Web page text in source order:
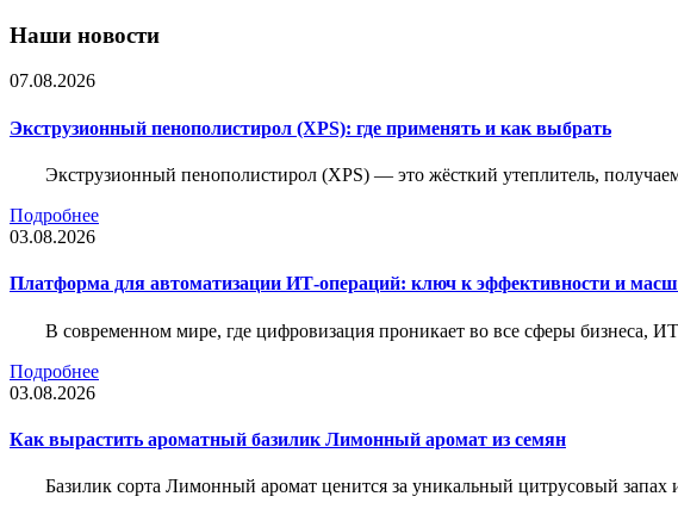
Наши новости
07.08.2026
Экструзионный пенополистирол (XPS): где применять и как выбрать
Экструзионный пенополистирол (XPS) — это жёсткий утеплитель,
Подробнее
03.08.2026
Платформа для автоматизации ИТ-операций: ключ к эффективности и
В современном мире, где цифровизация проникает во все сферы бизнеса,
Подробнее
03.08.2026
Как вырастить ароматный базилик Лимонный аромат из семян
Базилик сорта Лимонный аромат ценится за уникальный цитрусовый